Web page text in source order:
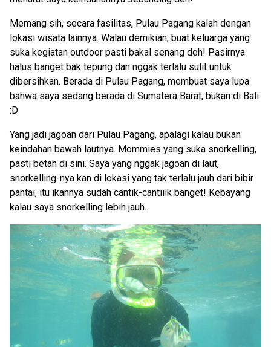
Memang sih, secara fasilitas, Pulau Pagang kalah dengan
lokasi wisata lainnya. Walau demikian, buat keluarga yang
suka kegiatan outdoor pasti bakal senang deh! Pasirnya
halus banget bak tepung dan nggak terlalu sulit untuk
dibersihkan. Berada di Pulau Pagang, membuat saya lupa
bahwa saya sedang berada di Sumatera Barat, bukan di Bali
:D
Yang jadi jagoan dari Pulau Pagang, apalagi kalau bukan
keindahan bawah lautnya. Mommies yang suka snorkelling,
pasti betah di sini. Saya yang nggak jagoan di laut,
snorkelling-nya kan di lokasi yang tak terlalu jauh dari bibir
pantai, itu ikannya sudah cantik-cantiiik banget! Kebayang
kalau saya snorkelling lebih jauh...